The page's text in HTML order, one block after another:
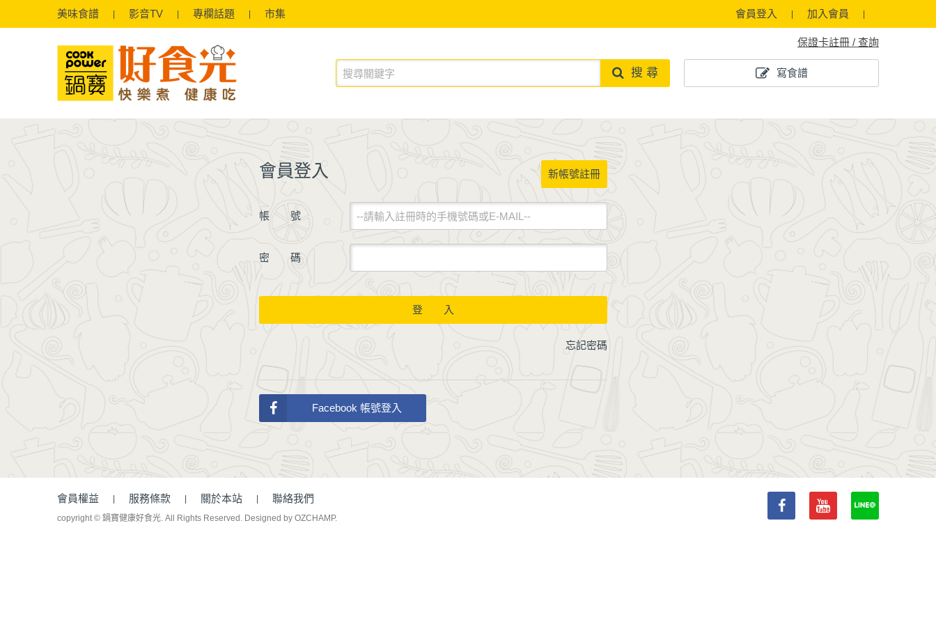
美味食譜 影音TV 專欄話題 市集 會員登入 加入會員
保證卡註冊 / 查詢
寫食譜
搜 尋
會員登入 新帳號註冊
帳 號
密 碼
登 入
忘記密碼
Facebook 帳號登入
會員權益 服務條款 關於本站 聯絡我們
copyright © 鍋寶健康好食光. All Rights Reserved. Designed by OZCHAMP.